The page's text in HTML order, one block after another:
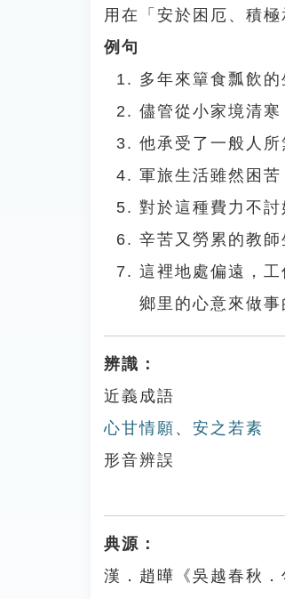
用在「安於困厄、積極
例句
多年來簞食瓢飲
儘管從小家境清
他承受了一般人
軍旅生活雖然困
對於這種費力不
辛苦又勞累的教
這裡地處偏遠，
鄉里的心意來做事
辨識：
近義成語
心甘情願 、 安之若素
形音辨誤
典源：
漢．趙曄《吳越春秋